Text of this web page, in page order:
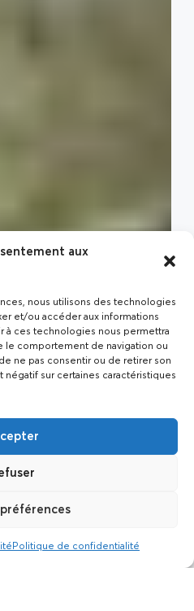
aux
nous utilisons des technologies
et/ou accéder aux informations
à ces technologies nous permettra
le comportement de navigation ou
ne pas consentir ou de retirer son
sur certaines caractéristiques
Politique de confidentialité